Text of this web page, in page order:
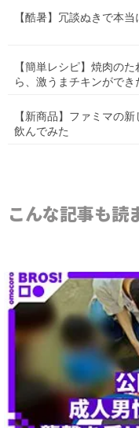
【酷暑】冗談ぬきで本
【簡単レシピ】焼肉の
ら、激うまチキンができ
【新商品】ファミマの
飲んでみた
こんな記事も読